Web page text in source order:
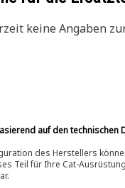
keine Angaben
auf den
des Herstellers
Teil für Ihre Cat-